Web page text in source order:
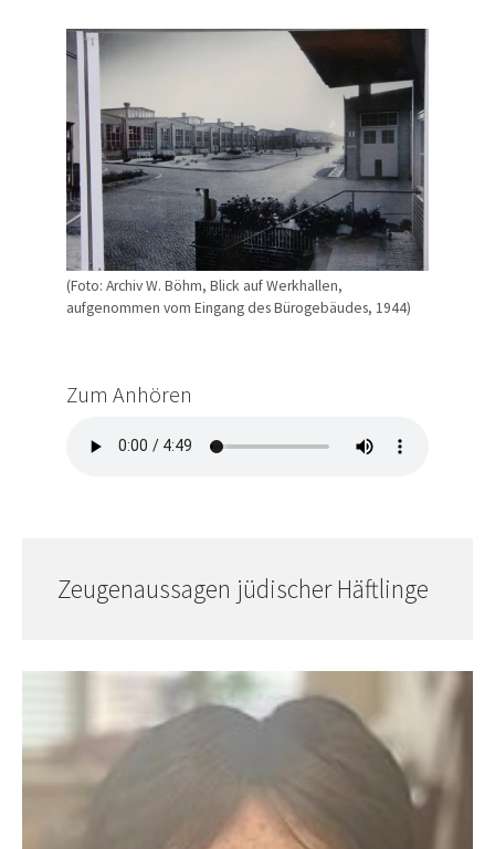
(Foto: Archiv W. Böhm, Blick auf Werkhallen,
aufgenommen vom Eingang des Bürogebäudes, 1944)
Zum Anhören
Zeugenaussagen jüdischer Häftlinge